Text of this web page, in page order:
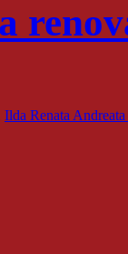
Ilda Renata